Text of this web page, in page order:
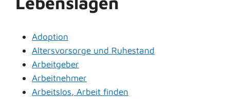
Adoption
Altersvorsorge und Ruhestand
Arbeitgeber
Arbeitnehmer
Arbeitslos, Arbeit finden